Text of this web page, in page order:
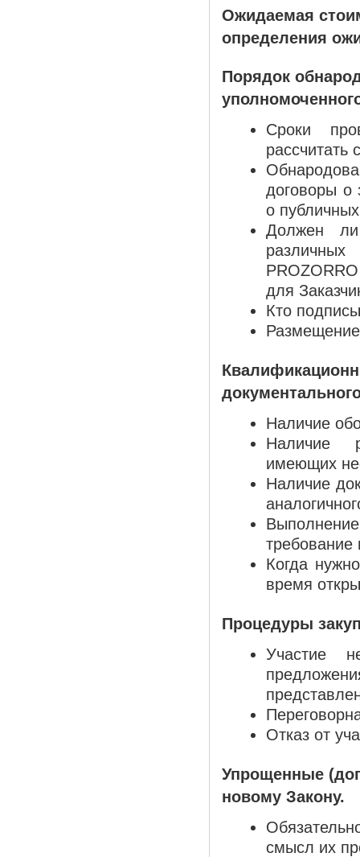
Ожидаемая
определения
Порядок
Сроки
рассчитать
договоры о
о
Должен
для
Кто
Наличие
Наличие
имеющих
Наличие
требование
Когда
время
Процедуры
Участие
Отказ от
Упрощенные
новому Закону.
смысл их